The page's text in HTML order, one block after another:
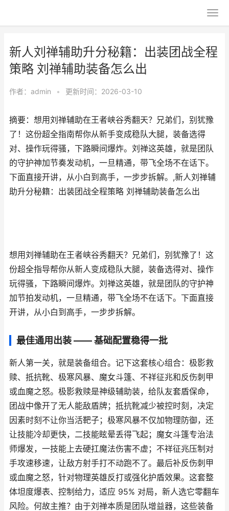
新人刘禅辅助升分秘籍：出装团战全程
策略 刘禅辅助装备怎么出
作者： admin • 更新时间：2026-03-10
摘要：想用刘禅辅助在王者峡谷秀翻天？兄弟们，别犹豫
了！这份超全指南帮你从新手变成稳队大腿，装备选得
对、操作玩得骚，下路瞬间爆炸。刘禅这英雄，就是团队
的守护神加节奏发动机，一旦精通，带飞全场不在话下。
下面直接开讲，从小白到高手，一步步拆解。,新人刘禅辅
助升分秘籍：出装团战全程策略 刘禅辅助装备怎么出
想用刘禅辅助在王者峡谷秀翻天？兄弟们，别犹豫了！这
份超全指导帮你从新人变成稳队大腿，装备选得对、操作
玩得骚，下路瞬间爆炸。刘禅这英雄，就是团队的守护神
加节拍发动机，一旦精通，带飞全场不在话下。下面直接
开讲，从小白到高手，一步步拆解。
最佳通用出装 —— 基础配置稳得一批
新人第一关，就是装备组合。记下这套核心组合：极影救
赎、抵抗靴、极寒风暴、魔女斗篷、不祥征兆和反伤刺甲
或血魔之怒。极影救赎是神级辅助装，给队友套盾保命，
团战中像开了无人能敌盾牌；抵抗靴减少被控时刻，决定
因素时刻不让你当活靶子；极寒风暴不仅加物理防御，还
让技能冷却更快，二技能眩晕丢得飞起；魔女斗篷专治法
师爆发，一技能上去硬扛魔法伤害不虚；不祥征兆压制对
手攻速移速，让敌方射手打不动跑不了。最后补反伤刺甲
或血魔之怒，针对物理英雄反打或强化护盾效果。这套整
体坦度爆表、控制给力，适应 95% 对局，新人选它零翻车
风险。何故主推？由于刘禅本质是团队增益器，这些装备